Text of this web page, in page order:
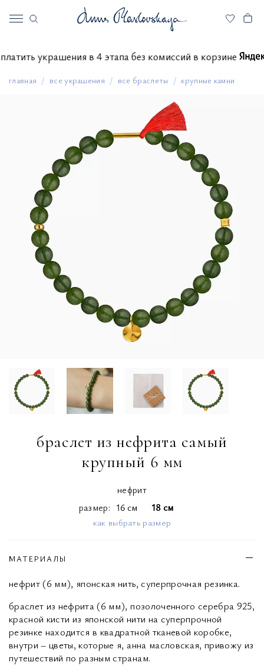
оплатить украшения в 4 этапа без комиссий в корзине
главная все украшения все браслеты крупные камни
браслет из нефрита самый
крупный 6 мм
нефрит
размер
16 см 18 см
как выбрать размер
МАТЕРИАЛЫ
нефрит (6 мм), японская нить, суперпрочная резинка.
браслет из нефрита (6 мм), позолоченного серебра 925,
красной кисти из японской нити на суперпрочной
резинке находится в квадратной тканевой коробке,
внутри – цветы, которые я, анна масловская, привожу из
путешествий по разным странам.